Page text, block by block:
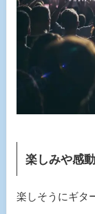
楽しみや感
楽しそうにギタ